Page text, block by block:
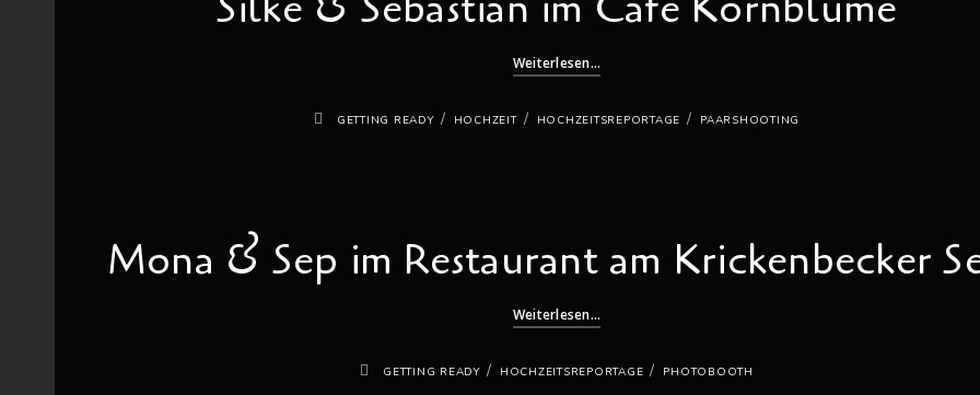
Weiterlesen...
GETTING READY/ HOCHZEIT/ HOCHZEITSREPORTAGE / PAARSHOOTING
Mona & Sep im Restaurant am Krickenbecker
Weiterlesen...
GETTING READY/ HOCHZEITSREPORTAGE / PHOTOBOOTH